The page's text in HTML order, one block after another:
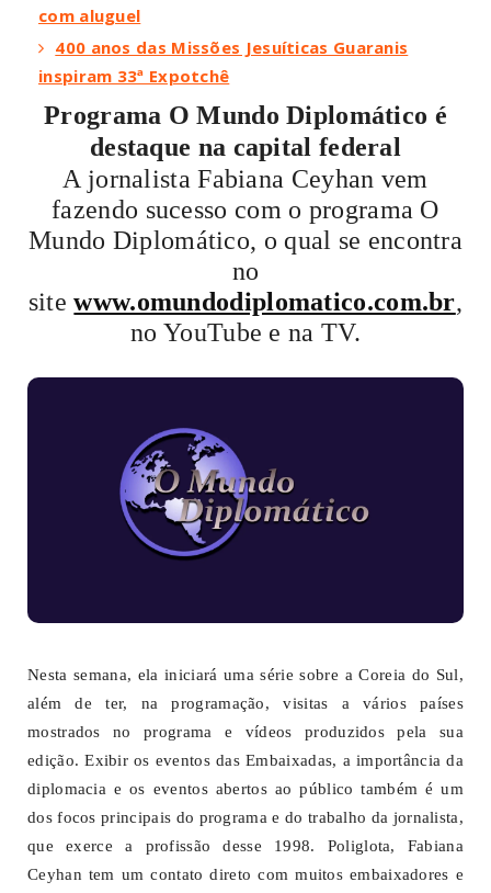
com aluguel
400 anos das Missões Jesuíticas Guaranis
inspiram 33ª Expotchê
Programa O Mundo Diplomático é
destaque na capital federal
A jornalista Fabiana Ceyhan vem
fazendo sucesso com o programa O
Mundo Diplomático, o qual se encontra
no
sitewww.omundodiplomatico.com.br,
no YouTube e na TV.
Nesta semana, ela iniciará uma série sobre a Coreia do Sul,
além de ter, na programação, visitas a vários países
mostrados no programa e vídeos produzidos pela sua
edição. Exibir os eventos das Embaixadas, a importância da
diplomacia e os eventos abertos ao público também é um
dos focos principais do programa e do trabalho da jornalista,
que exerce a profissão desse 1998. Poliglota, Fabiana
Ceyhan tem um contato direto com muitos embaixadores e